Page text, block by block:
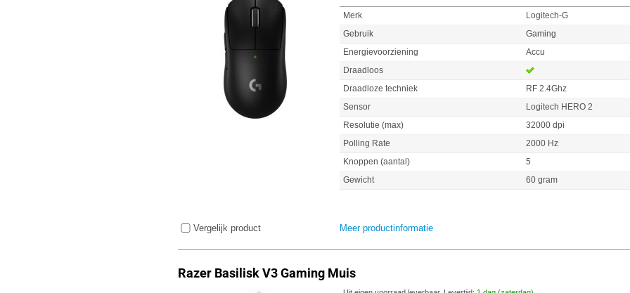
Merk
Logitech-G
Gebruik
Gaming
Energievoorziening
Accu
Draadloos
Draadloze techniek
RF 2.4Ghz
Sensor
Logitech HERO 2
Resolutie (max)
32000 dpi
Polling Rate
2000 Hz
Knoppen (aantal)
5
Gewicht
60 gram
Vergelijk product Meer productinformatie
Razer Basilisk V3 Gaming Muis